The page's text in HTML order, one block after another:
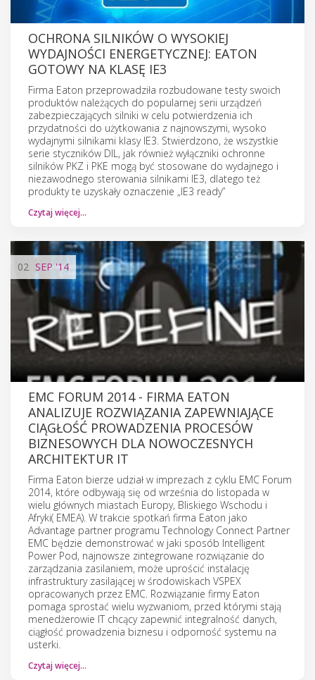
OCHRONA SILNIKÓW O WYSOKIEJ
WYDAJNOŚCI ENERGETYCZNEJ: EATON
GOTOWY NA KLASĘ IE3
Firma Eaton przeprowadziła rozbudowane testy swoich
produktów należących do popularnej serii urządzeń
zabezpieczających silniki w celu potwierdzenia ich
przydatności do użytkowania z najnowszymi, wysoko
wydajnymi silnikami klasy IE3. Stwierdzono, że wszystkie
serie styczników DIL, jak również wyłączniki ochronne
silników PKZ i PKE mogą być stosowane do wydajnego i
niezawodnego sterowania silnikami IE3, dlatego też
produkty te uzyskały oznaczenie „IE3 ready”
Czytaj więcej…
02 SEP '14
EMC FORUM 2014 - FIRMA EATON
ANALIZUJE ROZWIĄZANIA ZAPEWNIAJĄCE
CIĄGŁOŚĆ PROWADZENIA PROCESÓW
BIZNESOWYCH DLA NOWOCZESNYCH
ARCHITEKTUR IT
Firma Eaton bierze udział w imprezach z cyklu EMC Forum
2014, które odbywają się od września do listopada w
wielu głównych miastach Europy, Bliskiego Wschodu i
Afryki( EMEA). W trakcie spotkań firma Eaton jako
Advantage partner programu Technology Connect Partner
EMC będzie demonstrować w jaki sposób Intelligent
Power Pod, najnowsze zintegrowane rozwiązanie do
zarządzania zasilaniem, może uprościć instalację
infrastruktury zasilającej w środowiskach VSPEX
opracowanych przez EMC. Rozwiązanie firmy Eaton
pomaga sprostać wielu wyzwaniom, przed którymi stają
menedżerowie IT chcący zapewnić integralność danych,
ciągłość prowadzenia biznesu i odporność systemu na
usterki.
Czytaj więcej…